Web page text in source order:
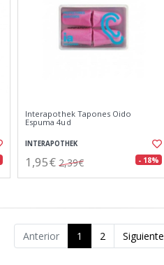
Interapothek Tapones Oido
Espuma 4ud
INTERAPOTHEK
1,95€ 2,39€ - 18%
Anterior 1 2 Siguiente